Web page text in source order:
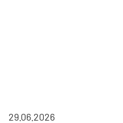
29.06.2026